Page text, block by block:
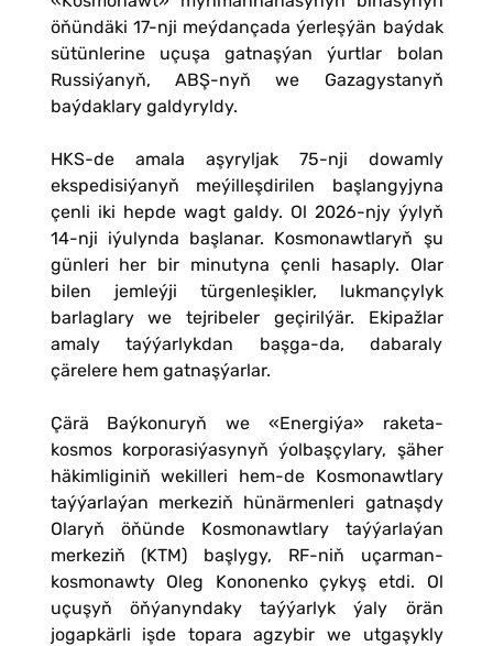
öňündäki 17-nji meýdançada ýerleşýän baýdak
sütünlerine uçuşa gatnaşýan ýurtlar bolan
Russiýanyň, ABŞ-nyň we Gazagystanyň
baýdaklary galdyryldy.
HKS-de amala aşyryljak 75-nji dowamly
ekspedisiýanyň meýilleşdirilen başlangyjyna
çenli iki hepde wagt galdy. Ol 2026-njy ýylyň
14-nji iýulynda başlanar. Kosmonawtlaryň şu
günleri her bir minutyna çenli hasaply. Olar
bilen jemleýji türgenleşikler, lukmançylyk
barlaglary we tejribeler geçirilýär. Ekipažlar
amaly taýýarlykdan başga-da, dabaraly
çärelere hem gatnaşýarlar.
Çärä Baýkonuryň we «Energiýa» raketa-
kosmos korporasiýasynyň ýolbaşçylary, şäher
häkimliginiň wekilleri hem-de Kosmonawtlary
taýýarlaýan merkeziň hünärmenleri gatnaşdy
Olaryň öňünde Kosmonawtlary taýýarlaýan
merkeziň (KTM) başlygy, RF-niň uçarman-
kosmonawty Oleg Kononenko çykyş etdi. Ol
uçuşyň öňýanyndaky taýýarlyk ýaly örän
jogapkärli işde topara agzybir we utgaşykly